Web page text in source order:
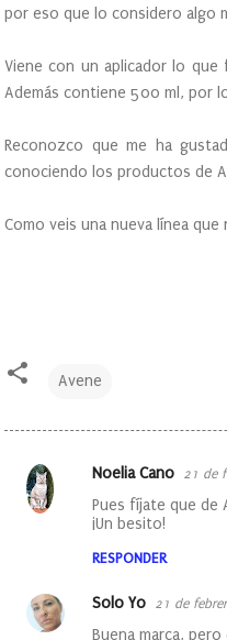
por eso que lo considero algo
Viene con un aplicador lo
Además contiene 500 ml, por
Reconozco que me ha
conociendo los productos de
Como veis una nueva línea que
Avene
C
o
n
Noelia Cano 21 de
Pues fíjate que de
¡Un besito!
RESPONDER
Solo Yo 21 de
Buena marca,